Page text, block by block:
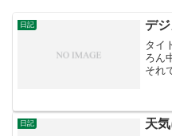
日記 デ
タイ
ろん
それ
ませ
日記 天